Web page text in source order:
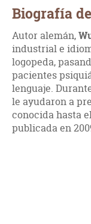
Biografía
Autor alemán,
industrial e
logopeda,
pacientes
lenguaje.
le ayudaron a
conocida hasta
publicada en